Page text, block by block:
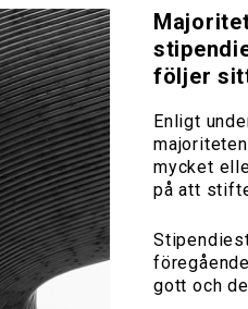
följer
Enligt
mycket
på att
gott och